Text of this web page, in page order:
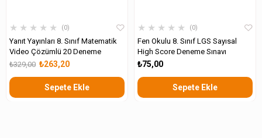
★ ★ ★ ★ ★ 0
Yanıt Yayınları 8. Sınıf Matematik
Video Çözümlü 20 Deneme
₺263,20
₺329,00
Sepete Ekle
★ ★ ★ ★ ★ 0
Fen Okulu 8. Sınıf LGS Sayısal
High Score Deneme Sınavı
₺75,00
Sepete Ekle